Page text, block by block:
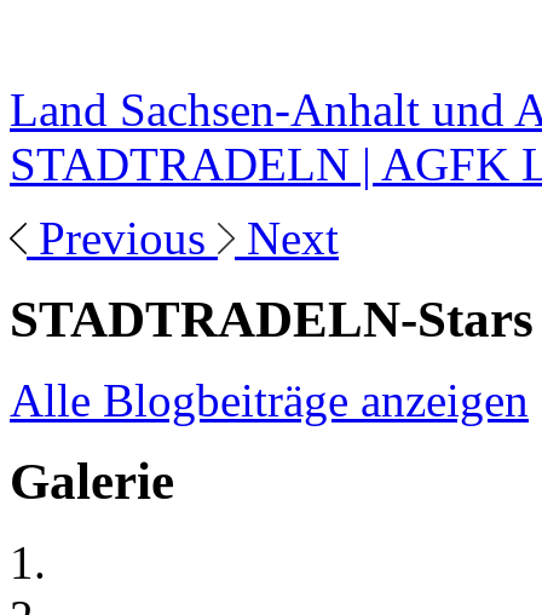
Land Sachsen-Anhalt und
STADTRADELN | AGFK
Previous
Next
STADTRADELN-Stars
Alle Blogbeiträge anzeigen
Galerie